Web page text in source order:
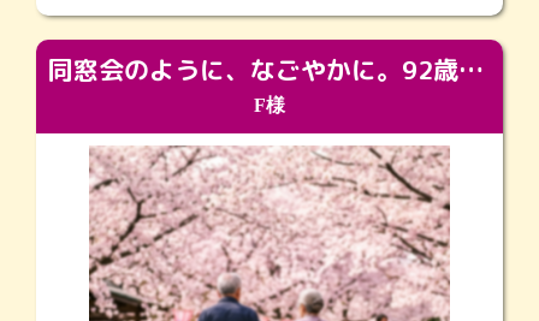
同窓会のように、なごやかに。92歳の旅立ちを彩った、再会と感謝の場
F様